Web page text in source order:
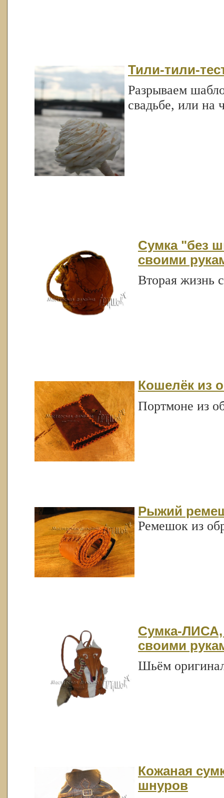
Тили-тили-
Разрываем
свадьбе, или на
Сумка "без
своими
Вторая жизнь
Кошелёк из
Портмоне из
Рыжий
Ремешок из
Сумка-
своими
Шьём
Кожаная
шнуров